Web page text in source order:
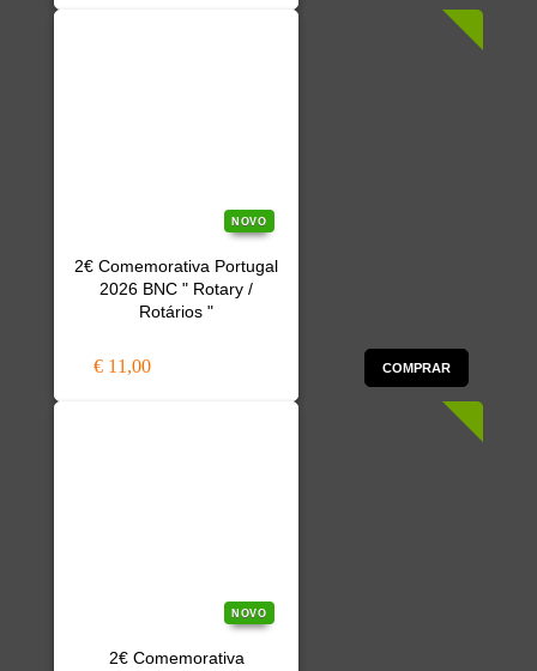
NOVO
2€ Comemorativa Portugal
2026 BNC " Rotary /
Rotários "
€ 11,00 COMPRAR
NOVO
2€ Comemorativa